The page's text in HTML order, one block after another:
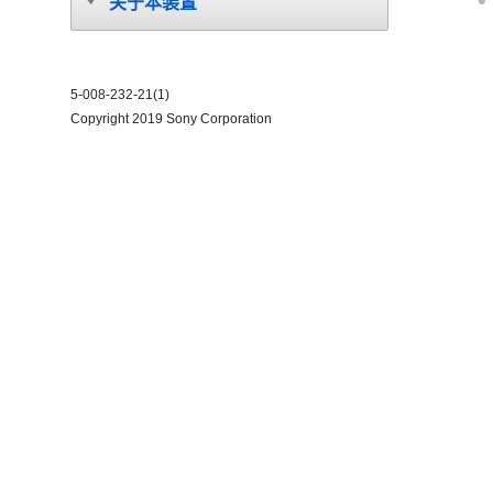
5-008-232-21(1)
Copyright 2019 Sony Corporation